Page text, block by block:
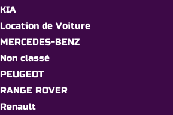
KIA
Location de Voiture
MERCEDES-BENZ
Non classé
PEUGEOT
RANGE ROVER
Renault